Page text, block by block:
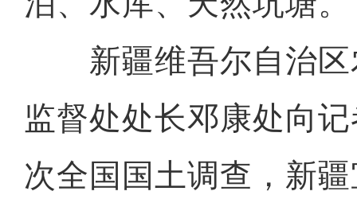
新疆维吾尔自治区
监督处处长邓康处向
次全国国土调查，新